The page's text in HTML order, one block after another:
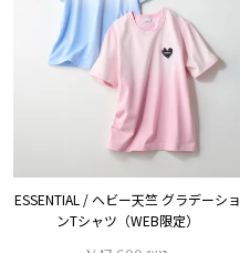
ESSENTIAL / ヘビー天竺 グラデーショ
ンTシャツ（WEB限定）